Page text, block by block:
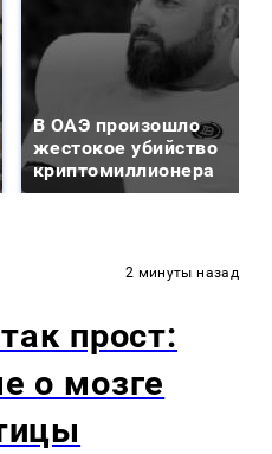
В ОАЭ произошло
жестокое убийство
криптомиллионера
2 минуты назад
прост:
о мозге